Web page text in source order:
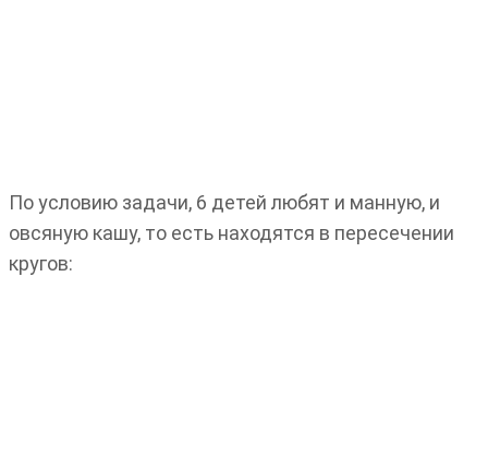
По условию задачи, 6 детей любят и манную, и
овсяную кашу, то есть находятся в пересечении
кругов: